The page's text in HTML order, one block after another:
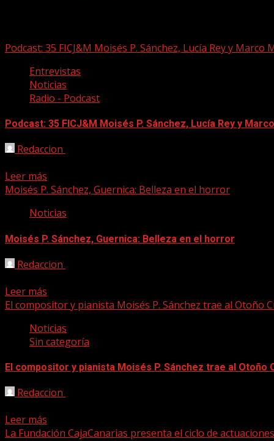
Podcast: 35 FICJ&M Moisés P. Sánchez, Lucía Rey y Marco
Entrevistas
Noticias
Radio - Podcast
Podcast: 35 FICJ&M Moisés P. Sánchez, Lucía Rey y
Redaccion
Leer más
Moisés P. Sánchez, Guernica: Belleza en el horror
Noticias
Moisés P. Sánchez, Guernica: Belleza en el horror
Redaccion
Leer más
El compositor y pianista Moisés P. Sánchez trae al Otoño
Noticias
Sin categoría
El compositor y pianista Moisés P. Sánchez trae al
Redaccion
Leer más
La Fundación CajaCanarias presenta el ciclo de